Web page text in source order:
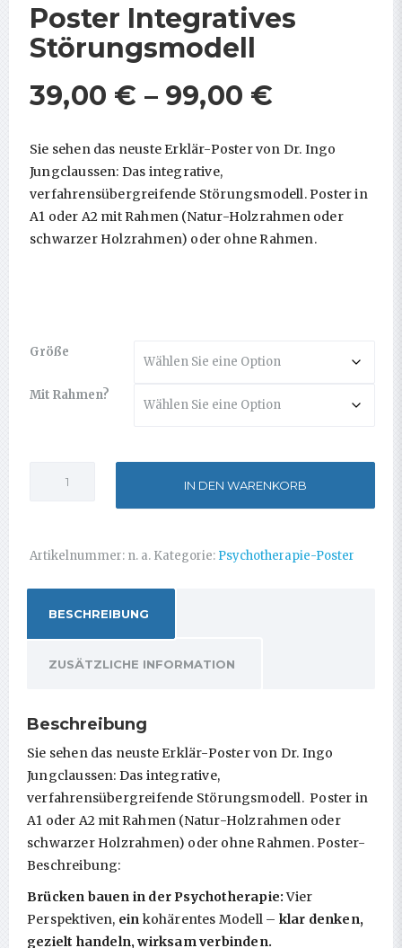
Poster Integratives
Störungsmodell
39,00 € – 99,00 €
Sie sehen das neuste Erklär-Poster von Dr. Ingo
Jungclaussen: Das integrative,
verfahrensübergreifende Störungsmodell. Poster in
A1 oder A2 mit Rahmen (Natur-Holzrahmen oder
schwarzer Holzrahmen) oder ohne Rahmen.
Größe
Mit Rahmen?
Integratives
Störungsmodell
IN DEN WARENKORB
Artikelnummer: n. a. Kategorie: Psychotherapie-Poster
BESCHREIBUNG
ZUSÄTZLICHE INFORMATION
Beschreibung
Sie sehen das neuste Erklär-Poster von Dr. Ingo
Jungclaussen: Das integrative,
verfahrensübergreifende Störungsmodell. Poster in
A1 oder A2 mit Rahmen (Natur-Holzrahmen oder
schwarzer Holzrahmen) oder ohne Rahmen. Poster-
Beschreibung:
Brücken bauen in der Psychotherapie:Vier
Perspektiven, ein kohärentes Modell – klar denken,
gezielt handeln, wirksam verbinden.